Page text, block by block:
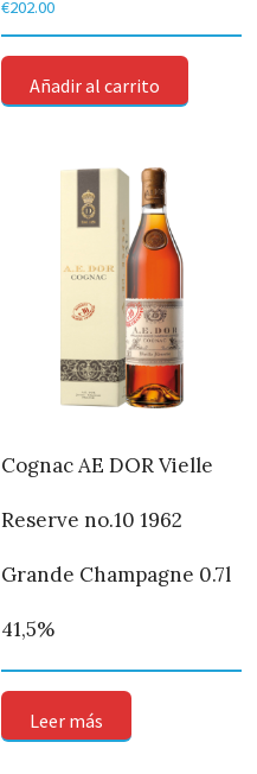
€202.00
Añadir al carrito
Cognac AE DOR Vielle
Reserve no.10 1962
Grande Champagne 0.7l
41,5%
Leer más